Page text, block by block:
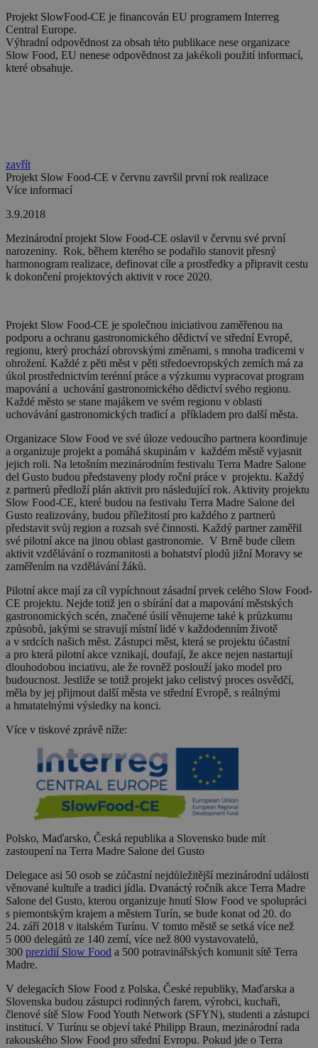
Projekt SlowFood-CE je financován EU programem Interreg
Central Europe.
Výhradní odpovědnost za obsah této publikace nese organizace
Slow Food, EU nenese odpovědnost za jakékoli použití informací,
které obsahuje.
zavřít
Projekt Slow Food-CE v červnu završil první rok realizace
Více informací
3.9.2018
Mezinárodní projekt Slow Food-CE oslavil v červnu své první
narozeniny. Rok, během kterého se podařilo stanovit přesný
harmonogram realizace, definovat cíle a prostředky a připravit cestu
k dokončení projektových aktivit v roce 2020.
Projekt Slow Food-CE je společnou iniciativou zaměřenou na
podporu a ochranu gastronomického dědictví ve střední Evropě,
regionu, který prochází obrovskými změnami, s mnoha tradicemi v
ohrožení. Každé z pěti měst v pěti středoevropských zemích má za
úkol prostřednictvím terénní práce a výzkumu vypracovat program
mapování a uchování gastronomického dědictví svého regionu.
Každé město se stane majákem ve svém regionu v oblasti
uchovávání gastronomických tradicí a příkladem pro další města.
Organizace Slow Food ve své úloze vedoucího partnera koordinuje
a organizuje projekt a pomáhá skupinám v každém městě vyjasnit
jejich roli. Na letošním mezinárodním festivalu Terra Madre Salone
del Gusto budou představeny plody roční práce v projektu. Každý
z partnerů předloží plán aktivit pro následující rok. Aktivity projektu
Slow Food-CE, které budou na festivalu Terra Madre Salone del
Gusto realizovány, budou příležitostí pro každého z partnerů
představit svůj region a rozsah své činnosti. Každý partner zaměřil
své pilotní akce na jinou oblast gastronomie. V Brně bude cílem
aktivit vzdělávání o rozmanitosti a bohatství plodů jižní Moravy se
zaměřením na vzdělávání žáků.
Pilotní akce mají za cíl vypíchnout zásadní prvek celého Slow Food-
CE projektu. Nejde totiž jen o sbírání dat a mapování městských
gastronomických scén, značené úsilí věnujeme také k průzkumu
způsobů, jakými se stravují místní lidé v každodenním životě
a v srdcích našich měst. Zástupci měst, která se projektu účastní
a pro která pilotní akce vznikají, doufají, že akce nejen nastartují
dlouhodobou inciativu, ale že rovněž poslouží jako model pro
budoucnost. Jestliže se totiž projekt jako celistvý proces osvědčí,
měla by jej přijmout další města ve střední Evropě, s reálnými
a hmatatelnými výsledky na konci.
Více v tiskové zprávě níže:
Polsko, Maďarsko, Česká republika a Slovensko bude mít
zastoupení na Terra Madre Salone del Gusto
Delegace asi 50 osob se zúčastní nejdůležitější mezinárodní události
věnované kultuře a tradici jídla. Dvanáctý ročník akce Terra Madre
Salone del Gusto, kterou organizuje hnutí Slow Food ve spolupráci
s piemontským krajem a městem Turín, se bude konat od 20. do
24. září 2018 v italském Turínu. V tomto městě se setká více než
5 000 delegátů ze 140 zemí, více než 800 vystavovatelů,
300 prezidií Slow Food a 500 potravinářských komunit sítě Terra
Madre.
V delegacích Slow Food z Polska, České republiky, Maďarska a
Slovenska budou zástupci rodinných farem, výrobci, kuchaři,
členové sítě Slow Food Youth Network (SFYN), studenti a zástupci
institucí. V Turínu se objeví také Philipp Braun, mezinárodní rada
rakouského Slow Food pro střední Evropu. Pokud jde o Terra